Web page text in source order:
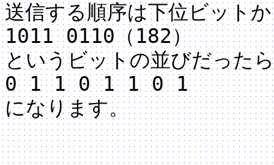
送信する順序は下位ビット
1011 0110（182）
というビットの並びだった
0 1 1 0 1 1 0 1
になります。